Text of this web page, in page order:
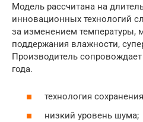
Модель рассчитана на
инновационных технологий
за изменением температуры,
поддержания влажности,
Производитель
года.
технология
низкий уровень шума;